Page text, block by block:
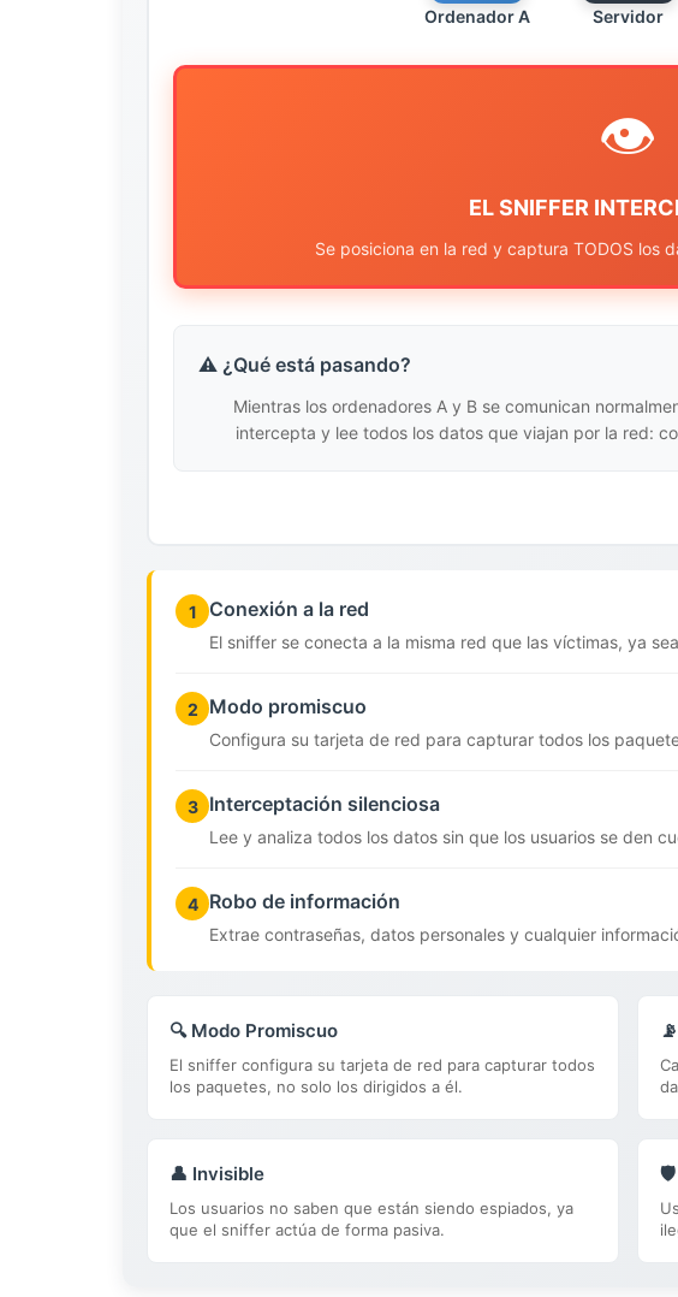
Ordenador A Servidor
👁️
EL SNIFFER
Se posiciona en la red y captura TODOS los
⚠️ ¿Qué está pasando?
Mientras los ordenadores A y B se comunican
intercepta y lee todos los datos que viajan por la red:
1 Conexión a la red
El sniffer se conecta a la misma red que las víctimas, ya
2 Modo promiscuo
Configura su tarjeta de red para capturar todos los
3 Interceptación silenciosa
Lee y analiza todos los datos sin que los usuarios se den
4 Robo de información
Extrae contraseñas, datos personales y cualquier
🔍 Modo Promiscuo
El sniffer configura su tarjeta de red para capturar todos
los paquetes, no solo los dirigidos a él.
👤 Invisible
Los usuarios no saben que están siendo espiados, ya
que el sniffer actúa de forma pasiva.
🛡️